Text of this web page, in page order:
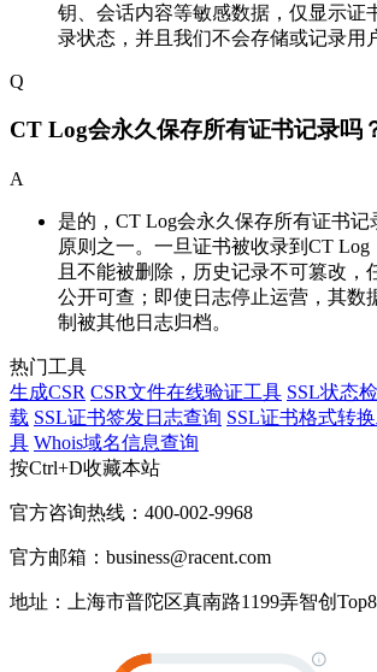
钥、会话内容等敏感数据，仅显示证
录状态，并且我们不会存储或记录用
Q
CT Log会永久保存所有证书记录吗
A
是的，CT Log会永久保存所有证书
原则之一。一旦证书被收录到CT
且不能被删除，历史记录不可篡改，
公开可查；即使日志停止运营，其数
制被其他日志归档。
热门工具
生成CSR CSR文件在线验证工具 SSL状态
载 SSL证书签发日志查询 SSL证书格式转
具 Whois域名信息查询
按Ctrl+D收藏本站
官方咨询热线：400-002-9968
官方邮箱：business@racent.com
地址：上海市普陀区真南路1199弄智创